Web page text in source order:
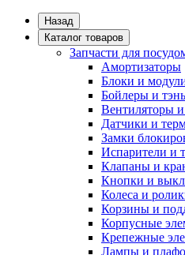
Назад
Каталог товаров
Запчасти для
Амортизаторы
Блоки и
Бойлеры и
Вентиляторы
Датчики и
Замки
Испарители и
Клапаны и
Кнопки и
Колеса и
Корзины и
Корпусные
Крепежные
Лампы и